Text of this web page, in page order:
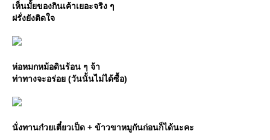
เห็นมั้ยของกินเค้าเยอะจริง ๆ
ฝรั่งยังติดใจ
ห่อหมกหม้อดินร้อน ๆ จ้า
ท่าทางจะอร่อย (วันนั้นไม่ได้ซื้อ)
นั่งทานก๋วยเตี๋ยวเป็ด + ข้าวขาหมูกันก่อนก็ได้นะคะ